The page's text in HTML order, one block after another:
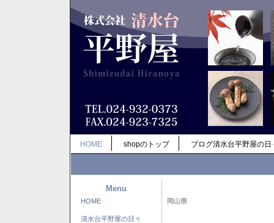
HOME shopのトップ ブログ清水台平野屋の日
Menu
HOME
清水台平野屋の日々
岡山県